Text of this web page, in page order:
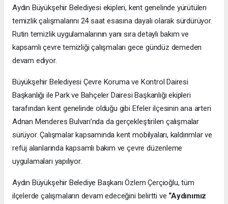
Aydın Büyükşehir Belediyesi ekipleri, kent genelinde yürütülen
temizlik çalışmalarını 24 saat esasına dayalı olarak sürdürüyor.
Rutin temizlik uygulamalarının yanı sıra detaylı bakım ve
kapsamlı çevre temizliği çalışmaları gece gündüz demeden
devam ediyor.
Büyükşehir Belediyesi Çevre Koruma ve Kontrol Dairesi
Başkanlığı ile Park ve Bahçeler Dairesi Başkanlığı ekipleri
tarafından kent genelinde olduğu gibi Efeler ilçesinin ana arteri
Adnan Menderes Bulvarı’nda da gerçekleştirilen çalışmalar
sürüyor. Çalışmalar kapsamında kent mobilyaları, kaldırımlar ve
refüj alanlarında kapsamlı bakım ve çevre düzenleme
uygulamaları yapılıyor.
Aydın Büyükşehir Belediye Başkanı Özlem Çerçioğlu, tüm
ilçelerde çalışmaların devam edeceğini belirtti ve “Aydınımız